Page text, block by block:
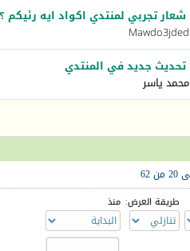
شعار تجربي لمنتدي اكواد ايه رئيكم ؟
Mawdo3jded
تحديث جديد في المنتدي
محمد ياسر
طريقة العرض: منذ